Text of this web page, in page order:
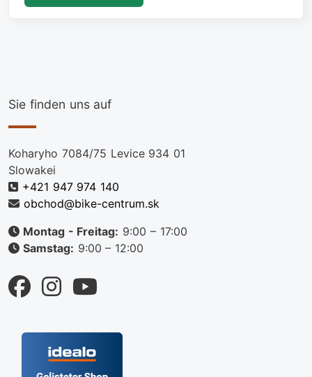
Sie finden uns auf
Koharyho 7084/75 Levice 934 01
Slowakei
+421 947 974 140
obchod@bike-centrum.sk
Montag - Freitag: 9:00 – 17:00
Samstag: 9:00 – 12:00